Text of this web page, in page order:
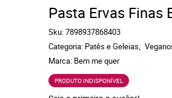
Pasta Ervas Finas
Sku:7898937868403
Categoria: Patês e Geleias
Marca: Bem me quer
PRODUTO INDISPONÍVEL